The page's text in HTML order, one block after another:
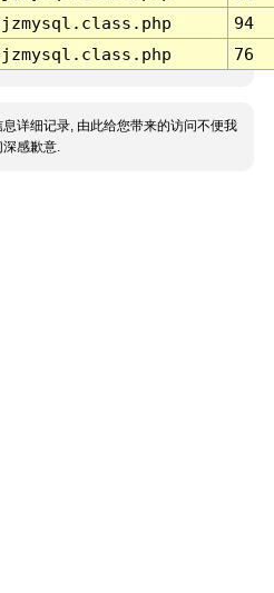
94
76
详细记录, 由此给您带来的访问不便我
深感歉意.